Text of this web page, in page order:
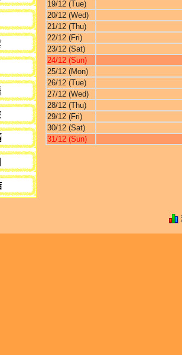
19/12 (Tue)
20/12 (Wed)
21/12 (Thu)
22/12 (Fri)
23/12 (Sat)
24/12 (Sun)
25/12 (Mon)
26/12 (Tue)
27/12 (Wed)
28/12 (Thu)
29/12 (Fri)
30/12 (Sat)
31/12 (Sun)